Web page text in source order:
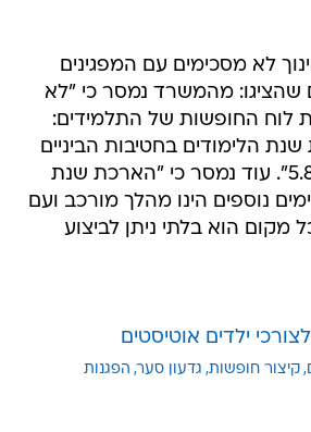
לא מסכימים עם המפגינים 
שהציגו: מהמשרד נמסר כי "לא
לוח החופשות של התלמידים:
הלימודים בחטיבות הביניים
בחינוך המיוחד ב-5.8". עוד נמסר כי "הארכת שנת
נוספים הינו מהלך מורכב ועם
מקום הוא בלתי ניתן לביצוע
ילדים אוטיסטים
קיצור חופשות גדעון סער הפגנות